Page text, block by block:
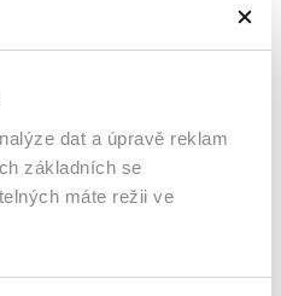
dat a úpravě reklam
základních se
máte režii ve
na 6 zařízeních
televizi jde odkudkoliv
na 6 zařízeních.